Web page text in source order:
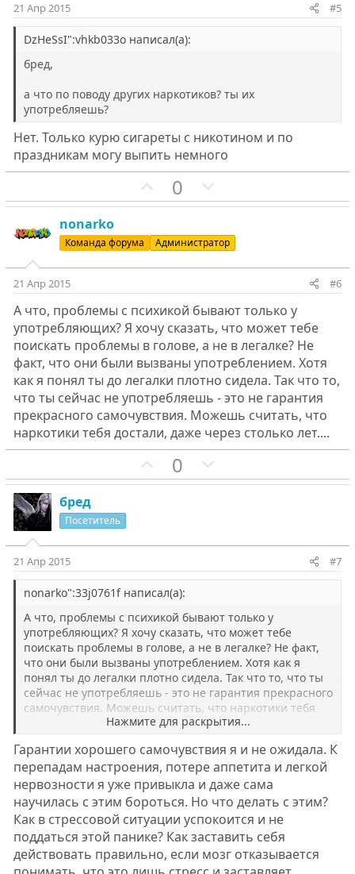
н
г
л
о
с
г
л
о
с
21 Апр 2015 #5
DzHeSsI":vhkb033o написал(а):
бред,
а что по поводу других наркотиков? ты их
употребляешь?
Нет. Только курю сигареты с никотином и по
праздникам могу выпить немного
П
о
и
т
н
ы
й
г
о
л
о
с
0
е
а
т
н
ы
й
г
о
л
о
с
nonarko
Команда форума Администратор
21 Апр 2015 #6
А что, проблемы с психикой бывают только у
употребляющих? Я хочу сказать, что может тебе
поискать проблемы в голове, а не в легалке? Не
факт, что они были вызваны употреблением. Хотя
как я понял ты до легалки плотно сидела. Так что то,
что ты сейчас не употребляешь - это не гарантия
прекрасного самочувствия. Можешь считать, что
наркотики тебя достали, даже через столько лет....
П
о
т
н
ы
й
г
о
л
о
с
0
е
т
ы
й
г
о
л
о
с
бред
Посетитель
21 Апр 2015 #7
nonarko":33j0761f написал(а):
А что, проблемы с психикой бывают только у
употребляющих? Я хочу сказать, что может тебе
поискать проблемы в голове, а не в легалке? Не факт,
что они были вызваны употреблением. Хотя как я
понял ты до легалки плотно сидела. Так что то, что ты
сейчас не употребляешь - это не гарантия прекрасного
самочувствия. Можешь считать, что наркотики тебя
достали, даже через столько лет....
Нажмите для раскрытия...
Гарантии хорошего самочувствия я и не ожидала. К
перепадам настроения, потере аппетита и легкой
нервозности я уже привыкла и даже сама
научилась с этим бороться. Но что делать с этим?
Как в стрессовой ситуации успокоится и не
поддаться этой панике? Как заставить себя
действовать правильно, если мозг отказывается